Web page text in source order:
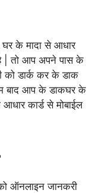
के मादा से आधार
है | तो आप अपने पास के
को डार्क कर के डाक
बाद आप के डाकघर के
कार्ड से मोबाईल
ऑनलाइन जानकरी